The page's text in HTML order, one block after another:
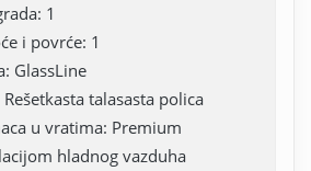
1
i povrće: 1
GlassLine
talasasta polica
u vratima: Premium
hladnog vazduha